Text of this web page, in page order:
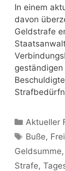
In einem
davon
Geldstrafe
Aktueller
Buße,
Geldsumme,
Strafe,